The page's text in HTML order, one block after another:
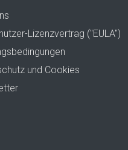
Lizenzvertrag ("EULA")
und Cookies